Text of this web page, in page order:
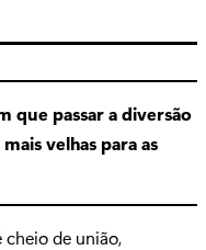
que passar a diversão
velhas para as
cheio de união,